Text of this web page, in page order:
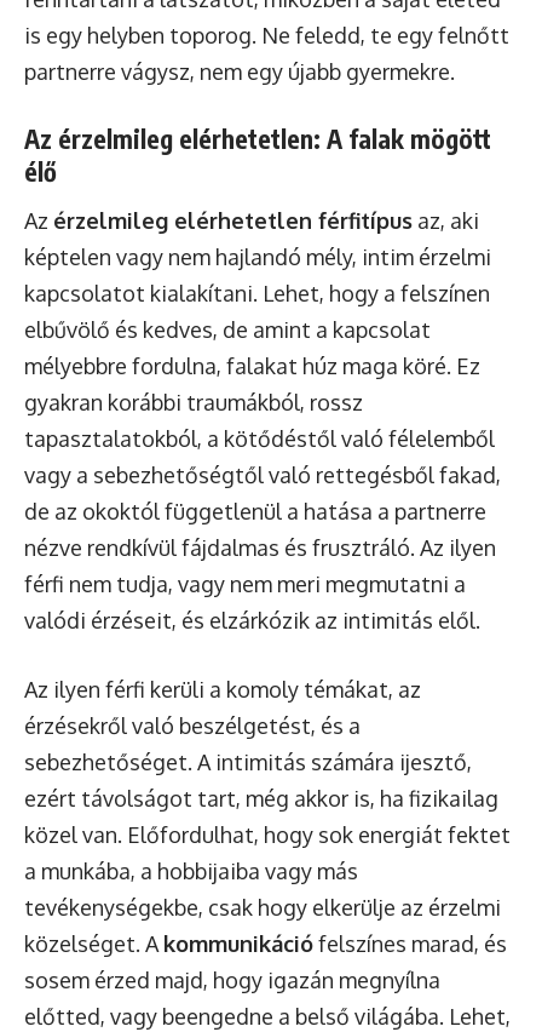
is egy helyben toporog. Ne feledd, te egy felnőtt
partnerre vágysz, nem egy újabb gyermekre.
Az érzelmileg elérhetetlen: A falak mögött
élő
Az érzelmileg elérhetetlen férfitípus az, aki
képtelen vagy nem hajlandó mély, intim érzelmi
kapcsolatot kialakítani. Lehet, hogy a felszínen
elbűvölő és kedves, de amint a kapcsolat
mélyebbre fordulna, falakat húz maga köré. Ez
gyakran korábbi traumákból, rossz
tapasztalatokból, a kötődéstől való félelemből
vagy a sebezhetőségtől való rettegésből fakad,
de az okoktól függetlenül a hatása a partnerre
nézve rendkívül fájdalmas és frusztráló. Az ilyen
férfi nem tudja, vagy nem meri megmutatni a
valódi érzéseit, és elzárkózik az intimitás elől.
Az ilyen férfi kerüli a komoly témákat, az
érzésekről való beszélgetést, és a
sebezhetőséget. A intimitás számára ijesztő,
ezért távolságot tart, még akkor is, ha fizikailag
közel van. Előfordulhat, hogy sok energiát fektet
a munkába, a hobbijaiba vagy más
tevékenységekbe, csak hogy elkerülje az érzelmi
közelséget. A kommunikációfelszínes marad, és
sosem érzed majd, hogy igazán megnyílna
előtted, vagy beengedne a belső világába. Lehet,